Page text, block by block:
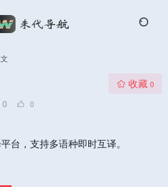
0 0
收藏 0
台，支持多语种即时互译。